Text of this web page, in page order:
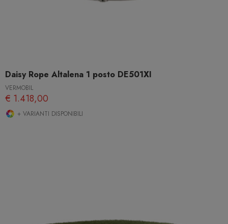
Daisy Rope Altalena 1 posto DE501XI
VERMOBIL
€ 1.418,00
+ VARIANTI DISPONIBILI